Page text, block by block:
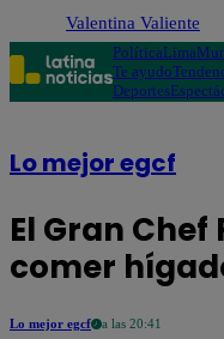
Valentina Valiente
PolíticaLima
Te ayudo
Deportes
Lo mejor egcf
El Gran Chef
comer
Lo mejor egcf a las 20:41